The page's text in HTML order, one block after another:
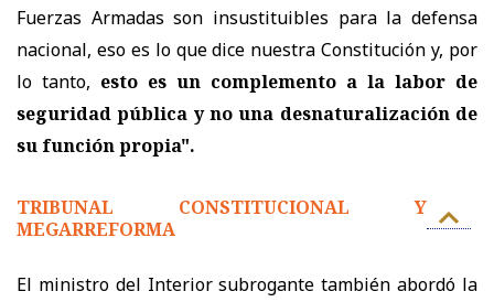
Fuerzas Armadas son insustituibles para la defensa
nacional, eso es lo que dice nuestra Constitución y, por
lo tanto, esto es un complemento a la labor de
seguridad pública y no una desnaturalización de
su función propia".
TRIBUNAL CONSTITUCIONAL Y
MEGARREFORMA
El ministro del Interior subrogante también abordó la